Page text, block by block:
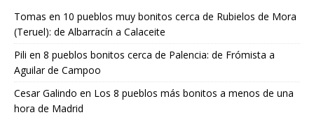
Tomas en 10 pueblos muy bonitos cerca de Rubielos de Mora
(Teruel): de Albarracín a Calaceite
Pili en 8 pueblos bonitos cerca de Palencia: de Frómista a
Aguilar de Campoo
Cesar Galindo en Los 8 pueblos más bonitos a menos de una
hora de Madrid